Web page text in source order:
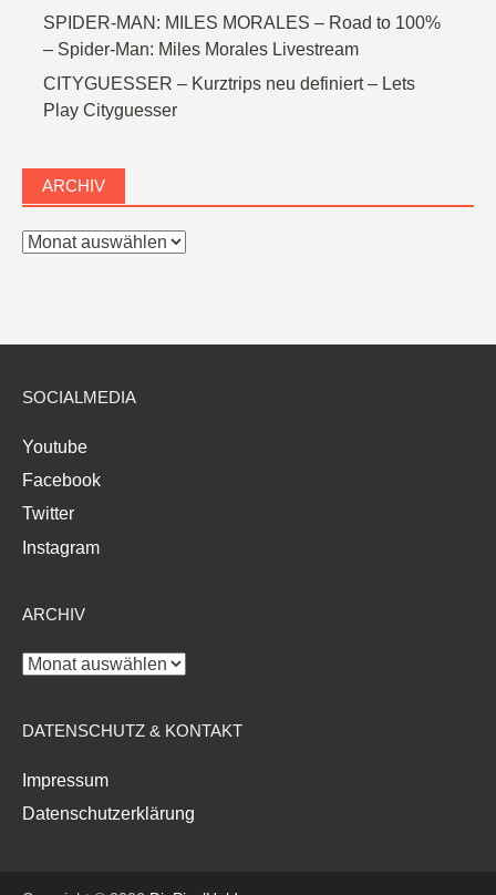
SPIDER-MAN: MILES MORALES – Road to 100%
– Spider-Man: Miles Morales Livestream
CITYGUESSER – Kurztrips neu definiert – Lets
Play Cityguesser
ARCHIV
Archiv
SOCIALMEDIA
Youtube
Facebook
Twitter
Instagram
ARCHIV
Archiv
DATENSCHUTZ & KONTAKT
Impressum
Datenschutzerklärung